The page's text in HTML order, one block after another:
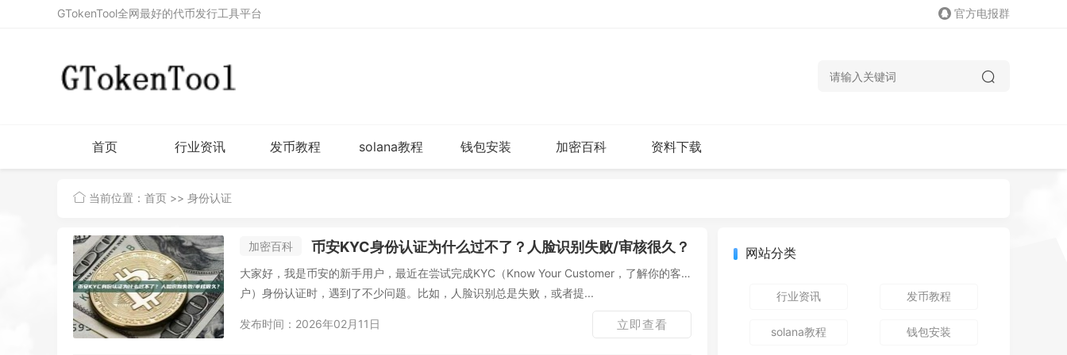
GTokenTool全网最好的代币发行工具平台 官方电报群
首页 行业资讯 发币教程 solana教程 钱包安装 加密百科 资料下载
当前位置： 首页 >> 身份认证
加密百科 币安KYC身份认证为什么过不了？人脸识别失败/审核很久？
大家好，我是币安的新手用户，最近在尝试完成KYC（Know Your Customer，了解你的客
户）身份认证时，遇到了不少问题。比如，人脸识别总是失败，或者提...
发布时间：2026年02月11日 立即查看
网站分类
行业资讯 发币教程
solana教程 钱包安装